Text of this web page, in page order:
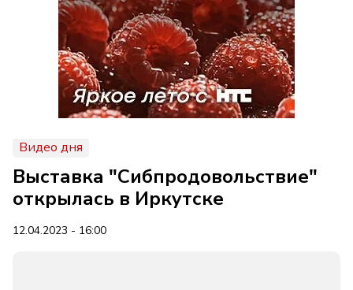
Видео дня
Выставка "Сибпродовольствие"
открылась в Иркутске
12.04.2023 - 16:00